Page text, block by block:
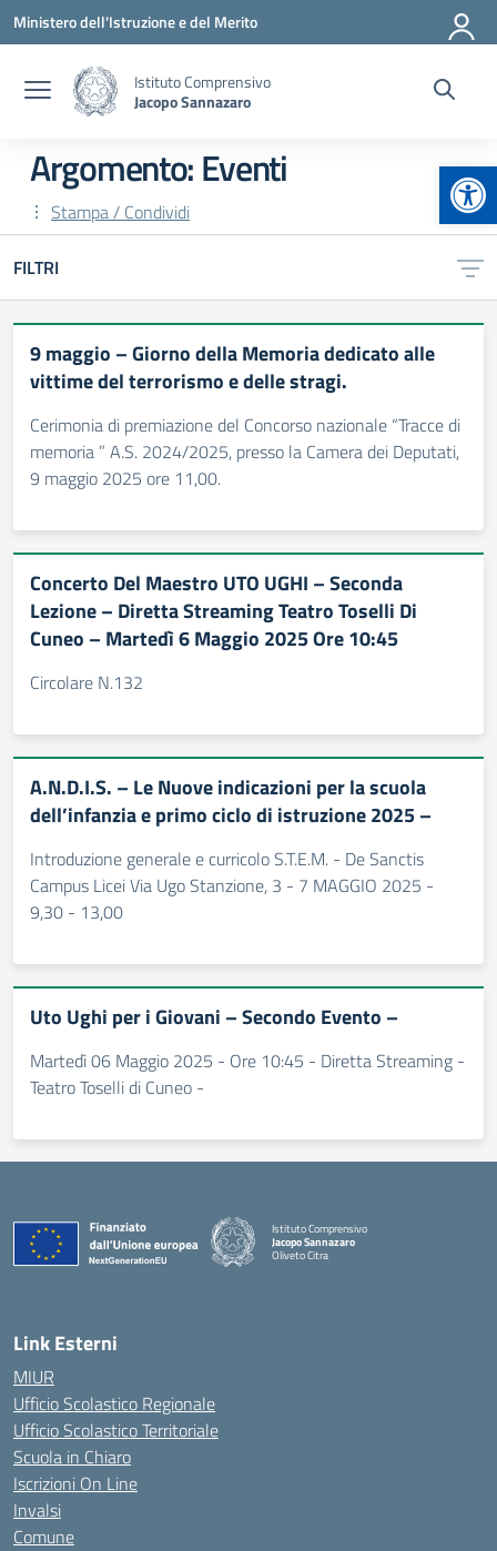
Vai ai contenuti
Vai al menu di navigazione
Vai al footer
Ministero dell'Istruzione e del Merito
Istituto Comprensivo
Jacopo Sannazaro
Argomento: Eventi
Stampa / Condividi
FILTRI
9 maggio – Giorno della Memoria dedicato alle
vittime del terrorismo e delle stragi.
Cerimonia di premiazione del Concorso nazionale “Tracce di
memoria ” A.S. 2024/2025, presso la Camera dei Deputati,
9 maggio 2025 ore 11,00.
Concerto Del Maestro UTO UGHI – Seconda
Lezione – Diretta Streaming Teatro Toselli Di
Cuneo – Martedì 6 Maggio 2025 Ore 10:45
Circolare N.132
A.N.D.I.S. – Le Nuove indicazioni per la scuola
dell’infanzia e primo ciclo di istruzione 2025 –
Introduzione generale e curricolo S.T.E.M. - De Sanctis
Campus Licei Via Ugo Stanzione, 3 - 7 MAGGIO 2025 -
9,30 - 13,00
Uto Ughi per i Giovani – Secondo Evento –
Martedì 06 Maggio 2025 - Ore 10:45 - Diretta Streaming -
Teatro Toselli di Cuneo -
Istituto Comprensivo
Jacopo Sannazaro
Oliveto Citra
Link Esterni
MIUR
Ufficio Scolastico Regionale
Ufficio Scolastico Territoriale
Scuola in Chiaro
Iscrizioni On Line
Invalsi
Comune